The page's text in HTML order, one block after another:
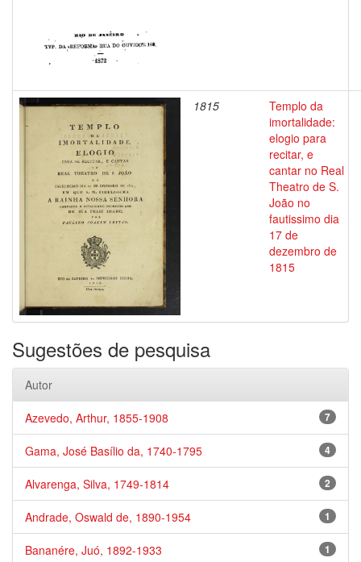
1815
Templo da
imortalidade:
elogio para
recitar, e
cantar no Real
Theatro de S.
João no
fautissimo dia
17 de
dezembro de
1815
Sugestões de pesquisa
Autor
7
Azevedo, Arthur, 1855-1908
4
Gama, José Basílio da, 1740-1795
2
Alvarenga, Silva, 1749-1814
1
Andrade, Oswald de, 1890-1954
1
Bananére, Juó, 1892-1933